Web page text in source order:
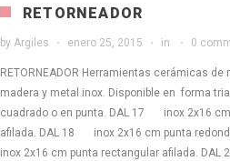
RETORNEADOR
by Argiles enero 25, 2015 in 0
RETORNEADOR Herramientas cerámicas
madera y metal inox. Disponible en forma
cuadrado o en punta. DAL 17 inox 2x16
afilada. DAL 18 inox 2x16 cm punta
inox 2x16 cm punta rectangular afilada.